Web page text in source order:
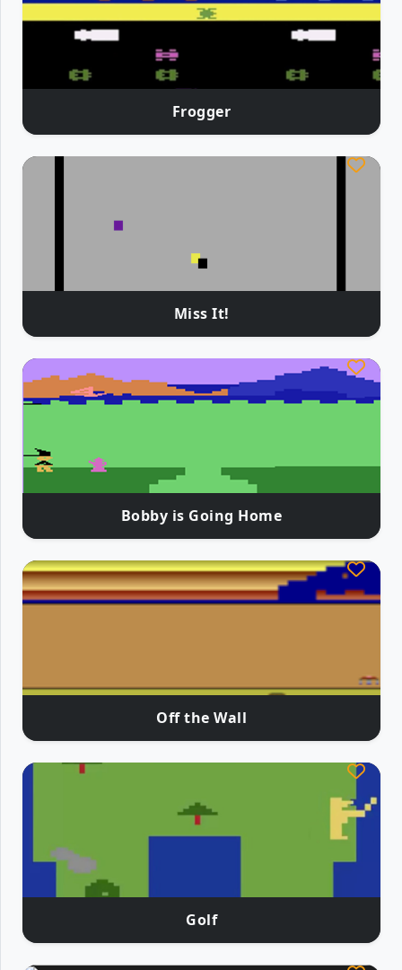
Frogger
Miss It!
Bobby is Going Home
Off the Wall
Golf